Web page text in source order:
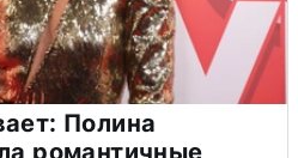
Полина
романтичные